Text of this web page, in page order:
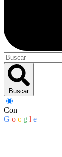
Buscar
Con
G o o g l e